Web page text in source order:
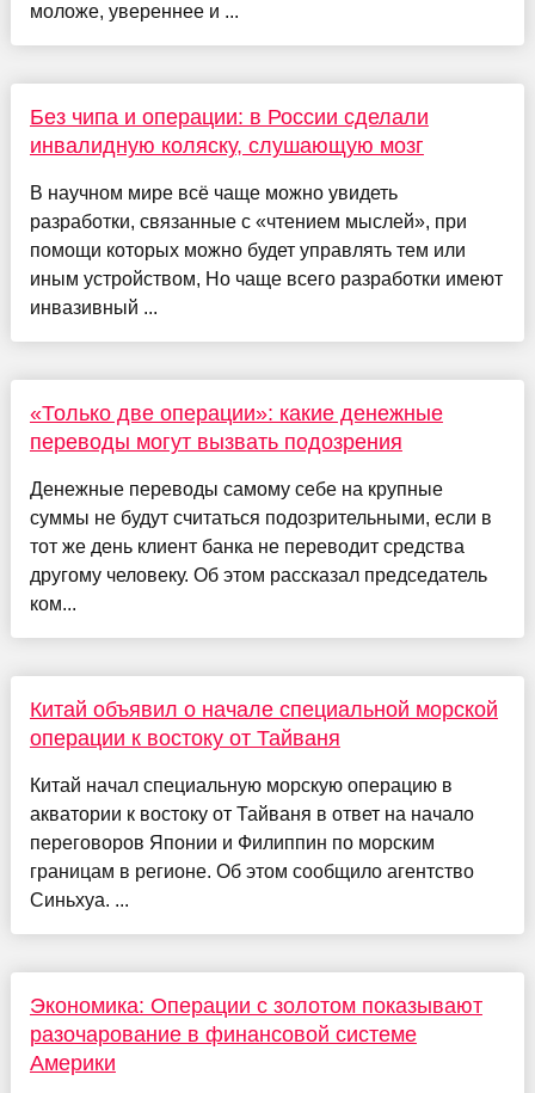
моложе, увереннее и ...
Без чипа и операции: в России сделали
инвалидную коляску, слушающую мозг
В научном мире всё чаще можно увидеть
разработки, связанные с «чтением мыслей», при
помощи которых можно будет управлять тем или
иным устройством, Но чаще всего разработки имеют
инвазивный ...
«Только две операции»: какие денежные
переводы могут вызвать подозрения
Денежные переводы самому себе на крупные
суммы не будут считаться подозрительными, если в
тот же день клиент банка не переводит средства
другому человеку. Об этом рассказал председатель
ком...
Китай объявил о начале специальной морской
операции к востоку от Тайваня
Китай начал специальную морскую операцию в
акватории к востоку от Тайваня в ответ на начало
переговоров Японии и Филиппин по морским
границам в регионе. Об этом сообщило агентство
Синьхуа. ...
Экономика: Операции с золотом показывают
разочарование в финансовой системе
Америки